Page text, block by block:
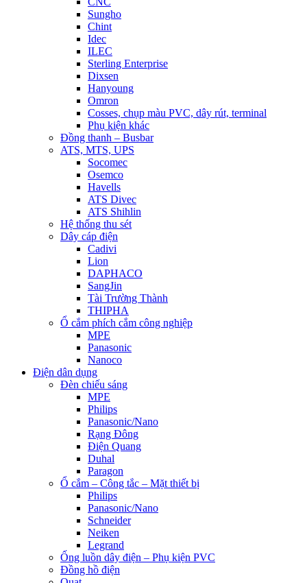
Sungho
Chint
Idec
ILEC
Sterling Enterprise
Dixsen
Hanyoung
Omron
Cosses, chụp màu PVC, dây rút, terminal
Phụ kiện khác
Đồng thanh – Busbar
ATS, MTS, UPS
Socomec
Osemco
Havells
ATS Divec
ATS Shihlin
Hệ thống thu sét
Dây cáp điện
Cadivi
Lion
DAPHACO
SangJin
Tài Trường Thành
THIPHA
Ổ cắm phích cắm công nghiệp
MPE
Panasonic
Nanoco
Điện dân dụng
Đèn chiếu sáng
MPE
Philips
Panasonic/Nano
Rạng Đông
Điện Quang
Duhal
Paragon
Ổ cắm – Công tắc – Mặt thiết bị
Philips
Panasonic/Nano
Schneider
Neiken
Legrand
Ống luồn dây điện – Phụ kiện PVC
Đồng hồ điện